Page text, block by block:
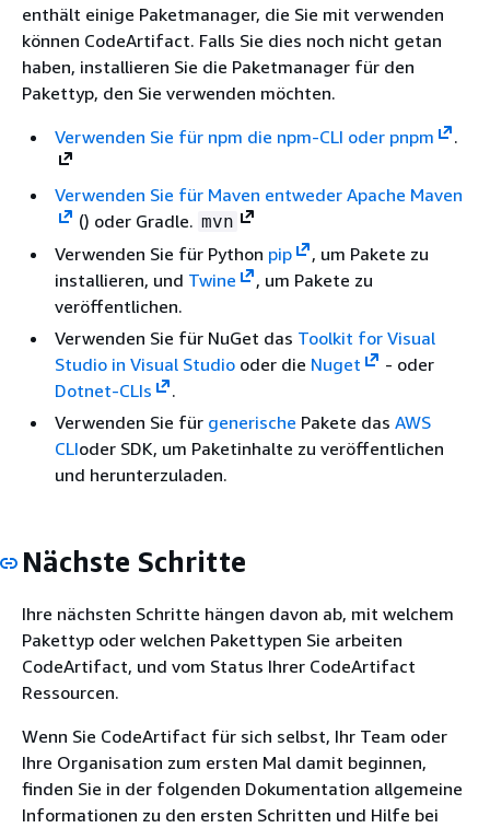
enthält einige Paketmanager, die Sie mit verwenden
können CodeArtifact. Falls Sie dies noch nicht getan
haben, installieren Sie die Paketmanager für den
Pakettyp, den Sie verwenden möchten.
Verwenden Sie für npm die npm-CLI oder pnpm .
Verwenden Sie für Maven entweder Apache Maven
() oder Gradle. mvn
Verwenden Sie für Python pip
, um Pakete zu
installieren, und Twine
, um Pakete zu
veröffentlichen.
Verwenden Sie für NuGet das Toolkit for Visual
Studio in Visual Studio oder die Nuget
- oder
Dotnet-CLIs
.
Verwenden Sie für generische Pakete das AWS
CLIoder SDK, um Paketinhalte zu veröffentlichen
und herunterzuladen.
Nächste Schritte
Ihre nächsten Schritte hängen davon ab, mit welchem
Pakettyp oder welchen Pakettypen Sie arbeiten
CodeArtifact, und vom Status Ihrer CodeArtifact
Ressourcen.
Wenn Sie CodeArtifact für sich selbst, Ihr Team oder
Ihre Organisation zum ersten Mal damit beginnen,
finden Sie in der folgenden Dokumentation allgemeine
Informationen zu den ersten Schritten und Hilfe bei